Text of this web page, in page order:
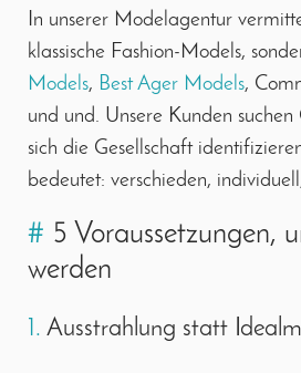
In unserer Modelagentur
klassische Fashion-Models,
Models, Best Ager Models,
und und. Unsere Kunden
sich die Gesellschaft
bedeutet: verschieden,
# 5 Voraussetzungen,
werden
1. Ausstrahlung statt